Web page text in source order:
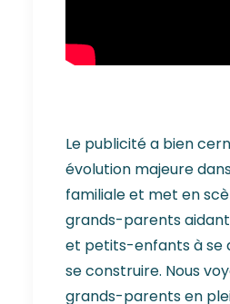
Le publicité a bien
évolution majeure
familiale et met en
grands-parents
et petits-enfants à se
se construire. Nous
grands-parents en